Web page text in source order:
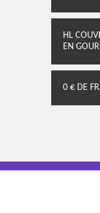
HL
EN
0 € DE